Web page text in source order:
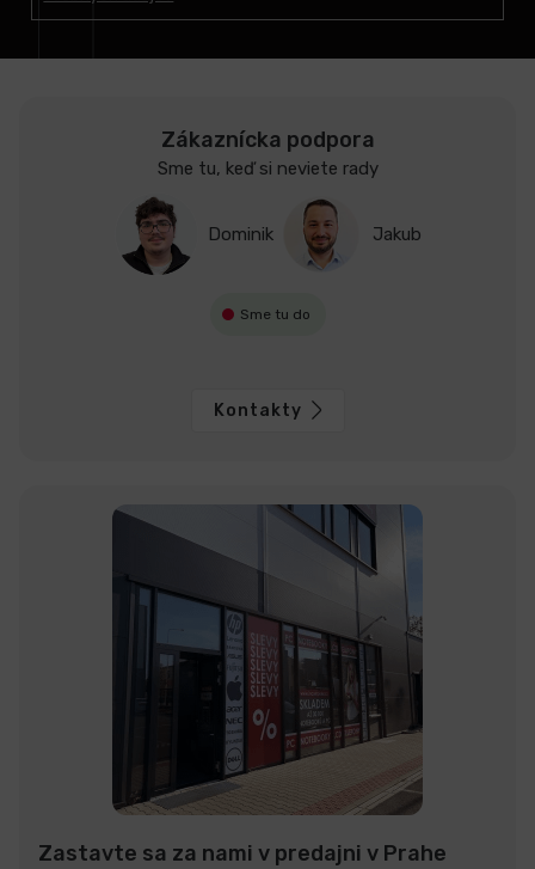
Zákaznícka podpora
Sme tu, keď si neviete rady
Dominik Jakub
Sme tu do
Kontakty
Zastavte sa za nami v predajni v Prahe